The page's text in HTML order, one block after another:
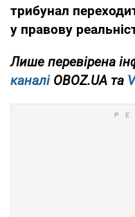
трибунал
у правову
Лише перевірена
каналіOBOZ.UA та